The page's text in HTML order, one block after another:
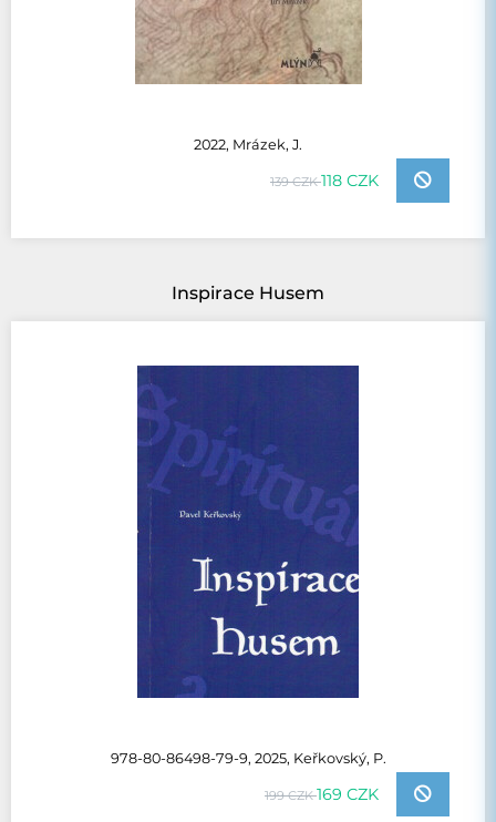
2022, Mrázek, J.
139 CZK118 CZK
Inspirace Husem
978-80-86498-79-9, 2025, Keřkovský, P.
199 CZK169 CZK